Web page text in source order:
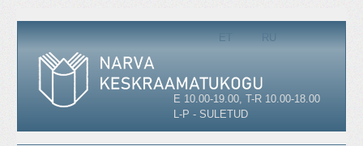
Выберите язык
ET RU
E 10.00-19.00, T-R 10.00-18.00
L-P - SULETUD